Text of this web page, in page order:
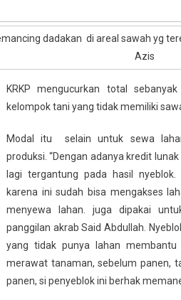
dadakan di areal sawah yg
Azis
KRKP mengucurkan total
kelompok tani yang tidak memiliki
Modal itu selain untuk sewa
produksi. “Dengan adanya kredit
lagi tergantung pada hasil
karena ini sudah bisa mengakses
menyewa lahan. juga dipakai
panggilan akrab Said Abdullah.
yang tidak punya lahan
merawat tanaman, sebelum panen,
panen, si penyeblok ini berhak